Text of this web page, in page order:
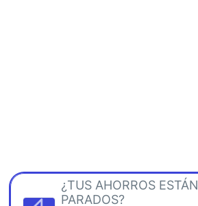
¿TUS AHORROS ESTÁN
PARADOS?